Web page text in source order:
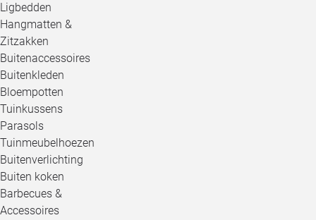
Ligbedden
Hangmatten &
Zitzakken
Buitenaccessoires
Buitenkleden
Bloempotten
Tuinkussens
Parasols
Tuinmeubelhoezen
Buitenverlichting
Buiten koken
Barbecues &
Accessoires